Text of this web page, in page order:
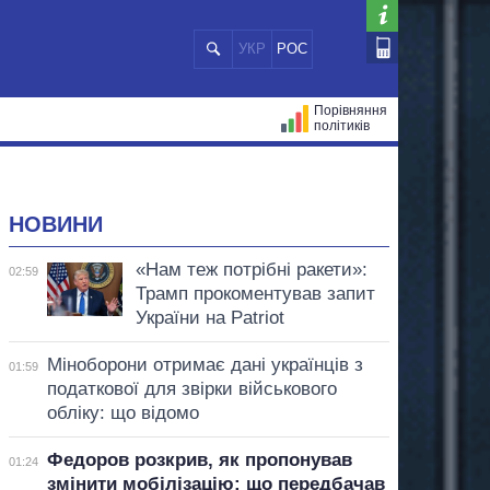
УКР РОС
Порівняння
політиків
НОВИНИ
02:59
«Нам теж потрібні ракети»:
Трамп прокоментував запит
України на Patriot
01:59
Міноборони отримає дані українців з
податкової для звірки військового
обліку: що відомо
01:24
Федоров розкрив, як пропонував
змінити мобілізацію: що передбачав